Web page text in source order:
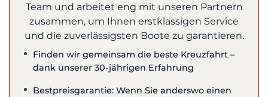
Team und arbeitet eng mit unseren Partnern
zusammen, um Ihnen erstklassigen Service
und die zuverlässigsten Boote zu garantieren.
Finden wir gemeinsam die beste Kreuzfahrt –
dank unserer 30-jährigen Erfahrung
Bestpreisgarantie: Wenn Sie anderswo einen